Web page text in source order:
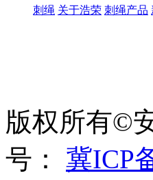
刺绳 关于浩荣 刺绳产品
版权所有©
号： 冀ICP